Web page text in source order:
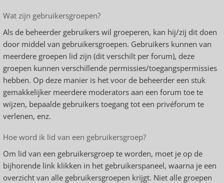
Wat zijn gebruikersgroepen?
Als de beheerder gebruikers wil groeperen, kan hij/zij dit doen
door middel van gebruikersgroepen. Gebruikers kunnen van
meerdere groepen lid zijn (dit verschilt per forum), deze
groepen kunnen verschillende permissies/toegangspermissies
hebben. Op deze manier is het voor de beheerder een stuk
gemakkelijker meerdere moderators aan een forum toe te
wijzen, bepaalde gebruikers toegang tot een privéforum te
verlenen, enz.
Hoe word ik lid van een gebruikersgroep?
Om lid van een gebruikersgroep te worden, moet je op de
bijhorende link klikken in het gebruikerspaneel, waarna je een
overzicht van alle gebruikersgroepen krijgt. Niet alle groepen